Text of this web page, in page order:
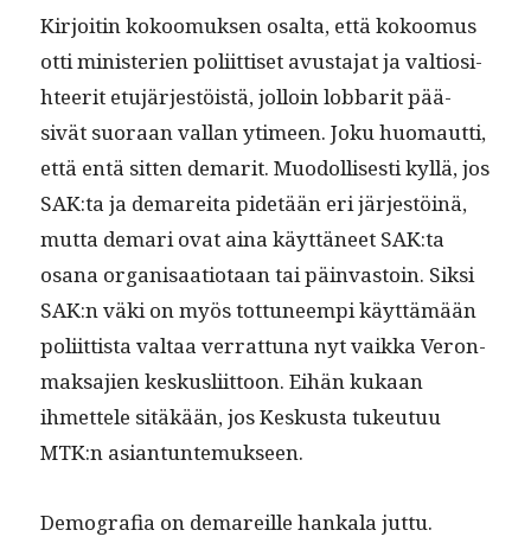
Kir­joitin kokoomuk­sen osalta, että kokoomus
otti min­is­te­rien poli­it­tiset avus­ta­jat ja val­tiosi­
h­teer­it etu­jär­jestöistä, jol­loin lob­bar­it pää­
sivät suo­raan val­lan ytimeen. Joku huo­maut­ti,
että entä sit­ten demar­it. Muodol­lis­es­ti kyl­lä, jos
SAK:ta ja demare­i­ta pide­tään eri jär­jestöinä,
mut­ta demari ovat aina käyt­täneet SAK:ta
osana organ­isaa­tio­taan tai päin­vas­toin. Sik­si
SAK:n väki on myös tot­tuneem­pi käyt­tämään
poli­it­tista val­taa ver­rat­tuna nyt vaik­ka Veron­
mak­sajien keskus­li­it­toon. Eihän kukaan
ihmettele sitäkään, jos Keskus­ta tukeu­tuu
MTK:n asiantuntemukseen.
Demografia on demareille han­kala jut­tu.